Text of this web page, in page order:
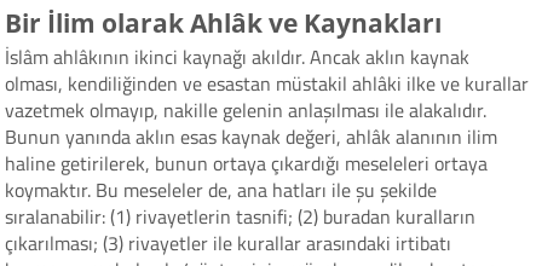
Bir İlim olarak Ahlâk ve Kaynakları
İslâm ahlâkının ikinci kaynağı akıldır. Ancak aklın kaynak
olması, kendiliğinden ve esastan müstakil ahlâki ilke ve kurallar
vazetmek olmayıp, nakille gelenin anlaşılması ile alakalıdır.
Bunun yanında aklın esas kaynak değeri, ahlâk alanının ilim
haline getirilerek, bunun ortaya çıkardığı meseleleri ortaya
koymaktır. Bu meseleler de, ana hatları ile şu şekilde
sıralanabilir: (1) rivayetlerin tasnifi; (2) buradan kuralların
çıkarılması; (3) rivayetler ile kurallar arasındaki irtibatı